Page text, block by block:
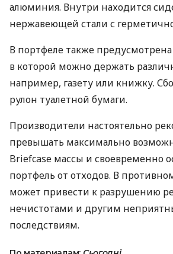
алюминия. Внутри находится
нержавеющей стали с
В портфеле также
в которой можно держать
например, газету или книжку.
рулон туалетной бумаги.
Производители настоятельно
превышать максимально
Briefcase массы и своевременно
портфель от отходов. В
может привести к разрушению
нечистотами и другим
последствиям.